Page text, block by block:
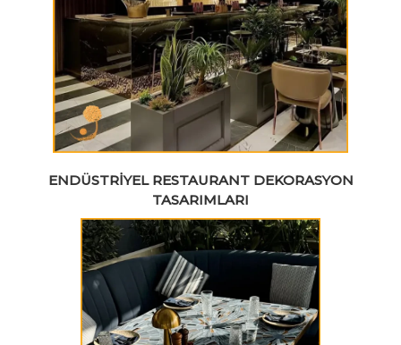
ENDÜSTRIYEL RESTAURANT DEKORASYON
TASARIMLARI